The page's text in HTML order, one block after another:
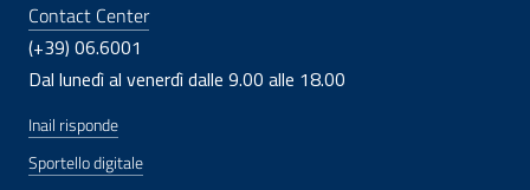
Contact Center
(+39) 06.6001
Dal lunedì al venerdì dalle 9.00 alle 18.00
Inail risponde
Sportello digitale